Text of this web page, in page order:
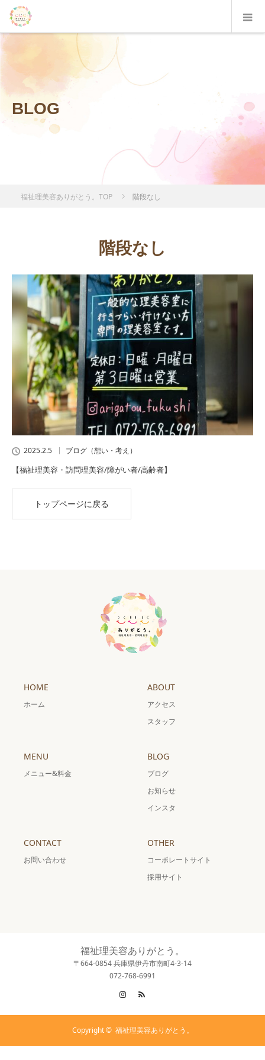
BLOG
福祉理美容ありがとう。TOP 階段なし
階段なし
2025.2.5 ブログ（想い・考え）
【福祉理美容・訪問理美容/障がい者/高齢者】
トップページに戻る
HOME
ホーム
ABOUT
アクセス
スタッフ
MENU
メニュー&料金
BLOG
ブログ
お知らせ
インスタ
CONTACT
お問い合わせ
OTHER
コーポレートサイト
採用サイト
福祉理美容ありがとう。
〒664-0854 兵庫県伊丹市南町4-3-14
072-768-6991
Instagram
Copyright © 福祉理美容ありがとう。